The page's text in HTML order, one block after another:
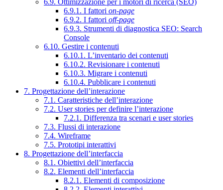
6.9.1. I fattori on-page
6.9.2. I fattori off-page
6.9.3. Strumenti di diagnostica SEO: Search
Console
6.10. Gestire i contenuti
6.10.1. L’inventario dei contenuti
6.10.2. Revisionare i contenuti
6.10.3. Migrare i contenuti
6.10.4. Pubblicare i contenuti
7. Progettazione dell’interazione
7.1. Caratteristiche dell’interazione
7.2. User stories per definire l’interazione
7.2.1. Differenza tra scenari e user stories
7.3. Flussi di interazione
7.4. Wireframe
7.5. Prototipi interattivi
8. Progettazione dell’interfaccia
8.1. Obiettivi dell’interfaccia
8.2. Elementi dell’interfaccia
8.2.1. Elementi di composizione